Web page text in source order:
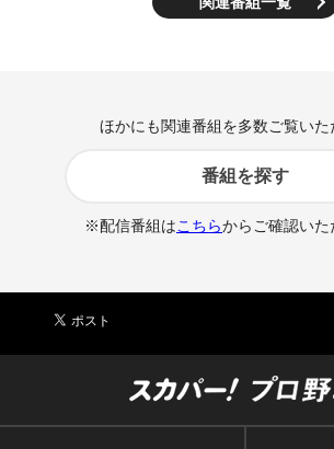
ほかにも関連番組を多数ご覧いた
番組を探す
※配信番組はこちらからご確認いた